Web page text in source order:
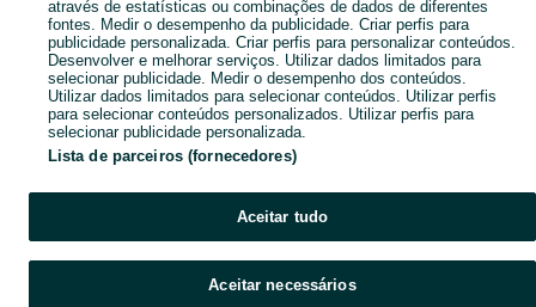
através de estatísticas ou combinações de dados de diferentes
fontes. Medir o desempenho da publicidade. Criar perfis para
publicidade personalizada. Criar perfis para personalizar conteúdos.
Desenvolver e melhorar serviços. Utilizar dados limitados para
selecionar publicidade. Medir o desempenho dos conteúdos.
Utilizar dados limitados para selecionar conteúdos. Utilizar perfis
para selecionar conteúdos personalizados. Utilizar perfis para
selecionar publicidade personalizada.
Lista de parceiros (fornecedores)
Aceitar tudo
Aceitar necessários